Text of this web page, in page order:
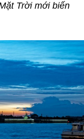
Trời mới biến